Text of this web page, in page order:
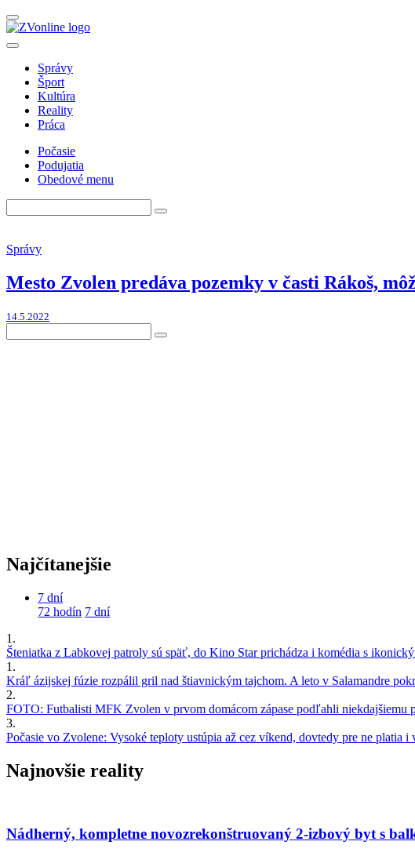
Správy
Šport
Kultúra
Reality
Práca
Počasie
Podujatia
Obedové menu
Správy
Mesto Zvolen predáva pozemky v časti Rákoš,
14.5.2022
Najčítanejšie
7 dní
72 hodín 7 dní
1.
Šteniatka z Labkovej patroly sú späť, do Kino Star prichádza i komédia s
1.
Kráľ ázijskej fúzie rozpálil gril nad štiavnickým tajchom. A leto v Salamandre
2.
FOTO: Futbalisti MFK Zvolen v prvom domácom zápase podľahli niekdajšiemu
3.
Počasie vo Zvolene: Vysoké teploty ustúpia až cez víkend, dovtedy pre ne platia i
Najnovšie reality
Nádherný, kompletne novozrekonštruovaný 2-izbový byt s